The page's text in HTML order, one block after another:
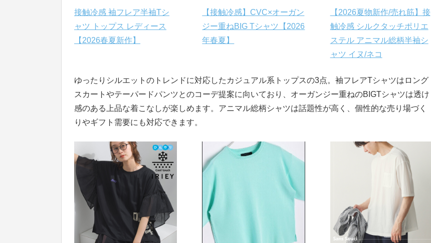
接触冷感 袖フレア半袖Tシ
ャツ トップス レディース
【2026春夏新作】
【接触冷感】CVC×オーガン
ジー重ねBIG Tシャツ【2026
年春夏】
【2026夏物新作/売れ筋】接
触冷感 シルクタッチポリエ
ステル アニマル総柄半袖シ
ャツ イヌ/ネコ
ゆったりシルエットのトレンドに対応したカジュアル系トップスの3点。袖フレアTシャツはロング
スカートやテーパードパンツとのコーデ提案に向いており、オーガンジー重ねのBIGTシャツは透け
感のある上品な着こなしが楽しめます。アニマル総柄シャツは話題性が高く、個性的な売り場づく
りやギフト需要にも対応できます。